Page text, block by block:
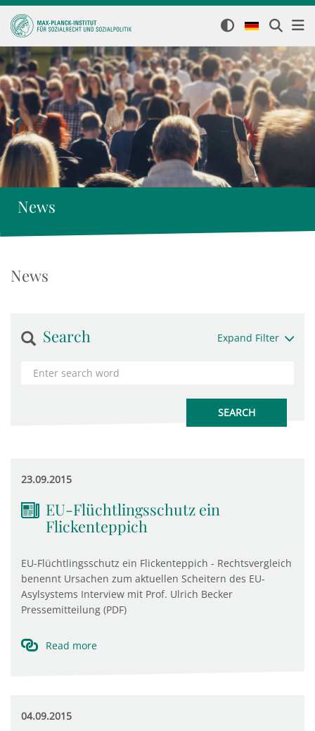
News
News
Search Expand Filter
23.09.2015
EU-Flüchtlingsschutz ein
Flickenteppich
EU-Flüchtlingsschutz ein Flickenteppich - Rechtsvergleich
benennt Ursachen zum aktuellen Scheitern des EU-
Asylsystems Interview mit Prof. Ulrich Becker
Pressemitteilung (PDF)
Read more
04.09.2015